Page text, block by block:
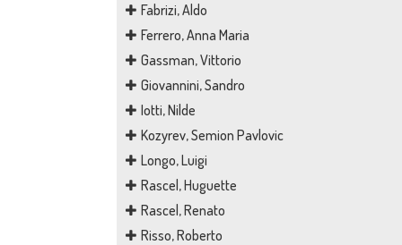
Fabrizi, Aldo
Ferrero, Anna Maria
Gassman, Vittorio
Giovannini, Sandro
Iotti, Nilde
Kozyrev, Semion Pavlovic
Longo, Luigi
Rascel, Huguette
Rascel, Renato
Risso, Roberto